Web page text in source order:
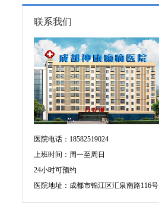
联系我们
医院电话：18582519024
上班时间：周一至周日
24小时可预约
医院地址：成都市锦江区汇泉南路116号